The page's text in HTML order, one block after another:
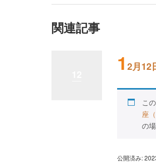
関連記事
1 2月12
こ
座
の
公開済み: